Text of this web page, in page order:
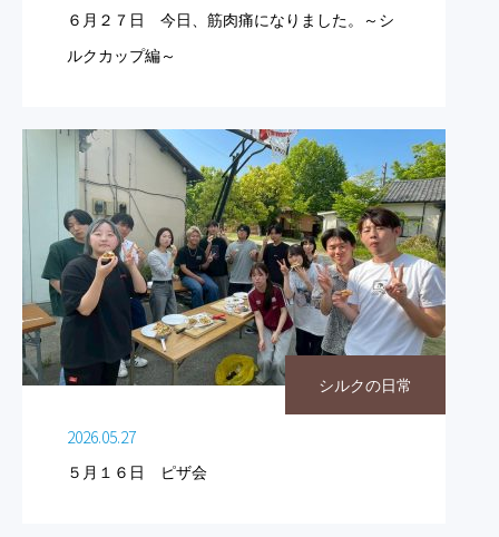
６月２７日 今日、筋肉痛になりました。～シ
ルクカップ編～
シルクの日常
2026.05.27
５月１６日 ピザ会